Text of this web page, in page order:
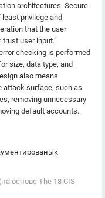
architectures. Secure
privilege and
that the user
user input.”
checking is performed
size, data type, and
also means
attack surface, such as
removing unnecessary
default accounts.
основе The 18 CIS